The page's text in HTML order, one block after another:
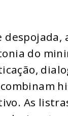
despojada,
do
As